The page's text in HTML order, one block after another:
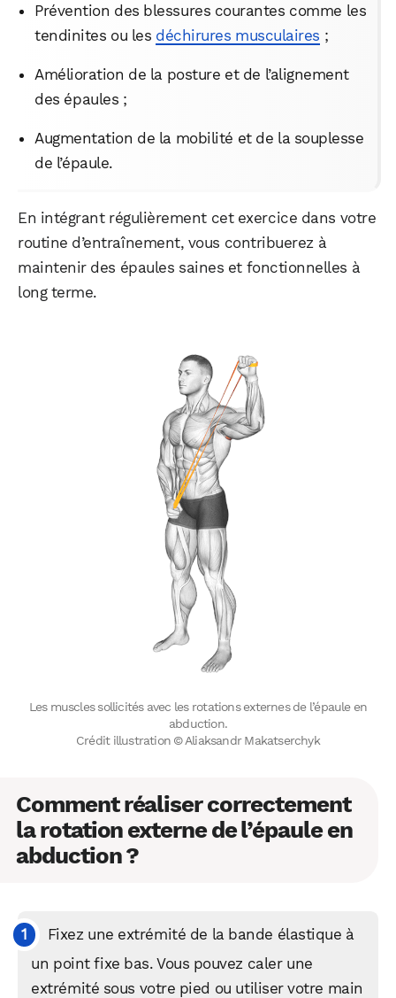
Prévention des blessures courantes comme les
tendinites ou les déchirures musculaires ;
Amélioration de la posture et de l’alignement
des épaules ;
Augmentation de la mobilité et de la souplesse
de l’épaule.
En intégrant régulièrement cet exercice dans votre
routine d’entraînement, vous contribuerez à
maintenir des épaules saines et fonctionnelles à
long terme.
Les muscles sollicités avec les rotations externes de l’épaule en
abduction.
Crédit illustration © Aliaksandr Makatserchyk
Comment réaliser correctement
la rotation externe de l’épaule en
abduction ?
Fixez une extrémité de la bande élastique à
un point fixe bas. Vous pouvez caler une
extrémité sous votre pied ou utiliser votre main